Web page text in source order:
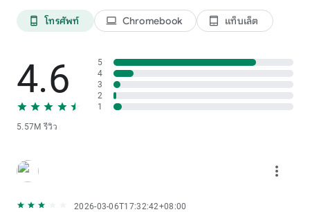
phone_android โทรศัพท์ laptop Chromebook tablet_android แท็บเล็ต
4.6
5.57M รีวิว
5
4
3
2
1
more_vert
2026-03-06T17:32:42+08:00